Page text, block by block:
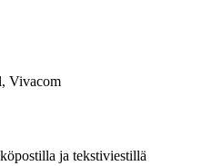
Vivacom
ja tekstiviestillä